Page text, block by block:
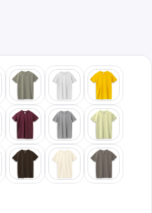
хаки светлыйжелтый
бордовыйсерый лайм
коричневыйбежевый